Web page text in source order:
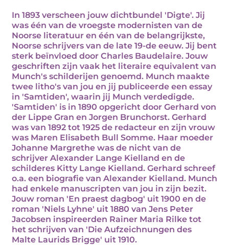
In 1893 verscheen jouw dichtbundel 'Digte'. Jij
was één van de vroegste modernisten van de
Noorse literatuur en één van de belangrijkste,
Noorse schrijvers van de late 19-de eeuw. Jij bent
sterk beïnvloed door Charles Baudelaire. Jouw
geschriften zijn vaak het literaire equivalent van
Munch's schilderijen genoemd. Munch maakte
twee litho's van jou en jij publiceerde een essay
in 'Samtiden', waarin jij Munch verdedigde.
'Samtiden' is in 1890 opgericht door Gerhard von
der Lippe Gran en Jorgen Brunchorst. Gerhard
was van 1892 tot 1925 de redacteur en zijn vrouw
was Maren Elisabeth Bull Somme. Haar moeder
Johanne Margrethe was de nicht van de
schrijver Alexander Lange Kielland en de
schilderes Kitty Lange Kielland. Gerhard schreef
o.a. een biografie van Alexander Kielland. Munch
had enkele manuscripten van jou in zijn bezit.
Jouw roman 'En praest dagbog' uit 1900 en de
roman 'Niels Lyhne' uit 1880 van Jens Peter
Jacobsen inspireerden Rainer Maria Rilke tot
het schrijven van 'Die Aufzeichnungen des
Malte Laurids Brigge' uit 1910.